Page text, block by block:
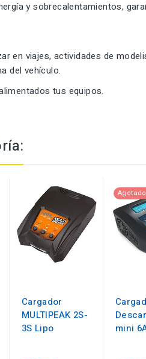
y sobrecalentamientos,
en viajes, actividades de
del vehículo.
tus equipos.
Cargador
MULTIPEAK 2S-
3S Lipo
mini